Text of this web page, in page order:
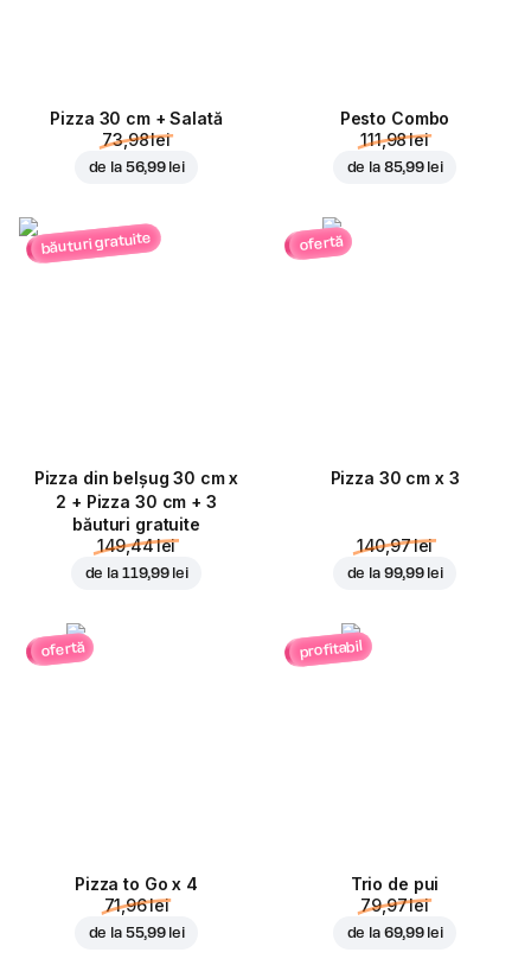
Pizza 30 cm + Salată
73,98 lei
de la 56,99 lei
Pesto Combo
111,98 lei
de la 85,99 lei
băuturi gratuite
Pizza din belșug 30 cm x
2 + Pizza 30 cm + 3
băuturi gratuite
149,44 lei
de la 119,99 lei
ofertă
Pizza 30 cm x 3
140,97 lei
de la 99,99 lei
ofertă
Pizza to Go x 4
71,96 lei
de la 55,99 lei
profitabil
Trio de pui
79,97 lei
de la 69,99 lei